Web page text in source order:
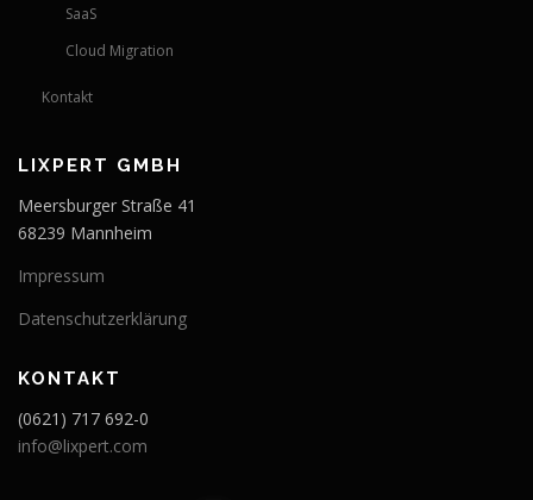
SaaS
Cloud Migration
Kontakt
LIXPERT GMBH
Meersburger Straße 41
68239 Mannheim
Impressum
Datenschutzerklärung
KONTAKT
(0621) 717 692-0
info@lixpert.com